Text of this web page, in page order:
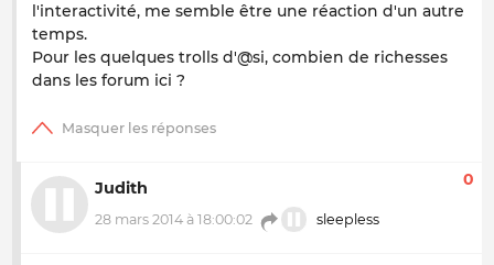
l'interactivité, me semble être une réaction d'un autre
temps.
Pour les quelques trolls d'@si, combien de richesses
dans les forum ici ?
Judith
28 mars 2014 à 18:00:02 sleepless
0